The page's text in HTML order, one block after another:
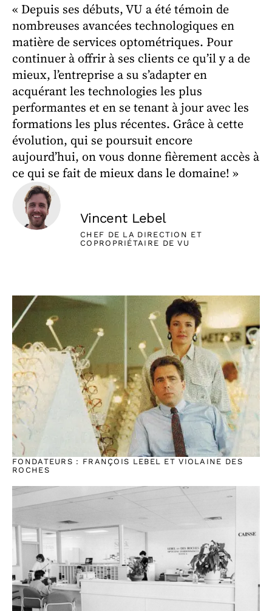
« Depuis ses débuts, VU a été témoin de
nombreuses avancées technologiques en
matière de services optométriques. Pour
continuer à offrir à ses clients ce qu’il y a de
mieux, l’entreprise a su s’adapter en
acquérant les technologies les plus
performantes et en se tenant à jour avec les
formations les plus récentes. Grâce à cette
évolution, qui se poursuit encore
aujourd’hui, on vous donne fièrement accès à
ce qui se fait de mieux dans le domaine! »
Vincent Lebel
CHEF DE LA DIRECTION ET
COPROPRIÉTAIRE DE VU
FONDATEURS : FRANÇOIS LEBEL ET VIOLAINE DES
ROCHES